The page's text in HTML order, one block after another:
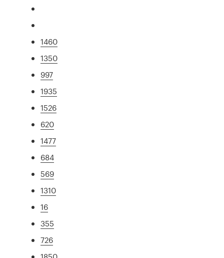
1460
1350
997
1935
1526
620
1477
684
569
1310
16
355
726